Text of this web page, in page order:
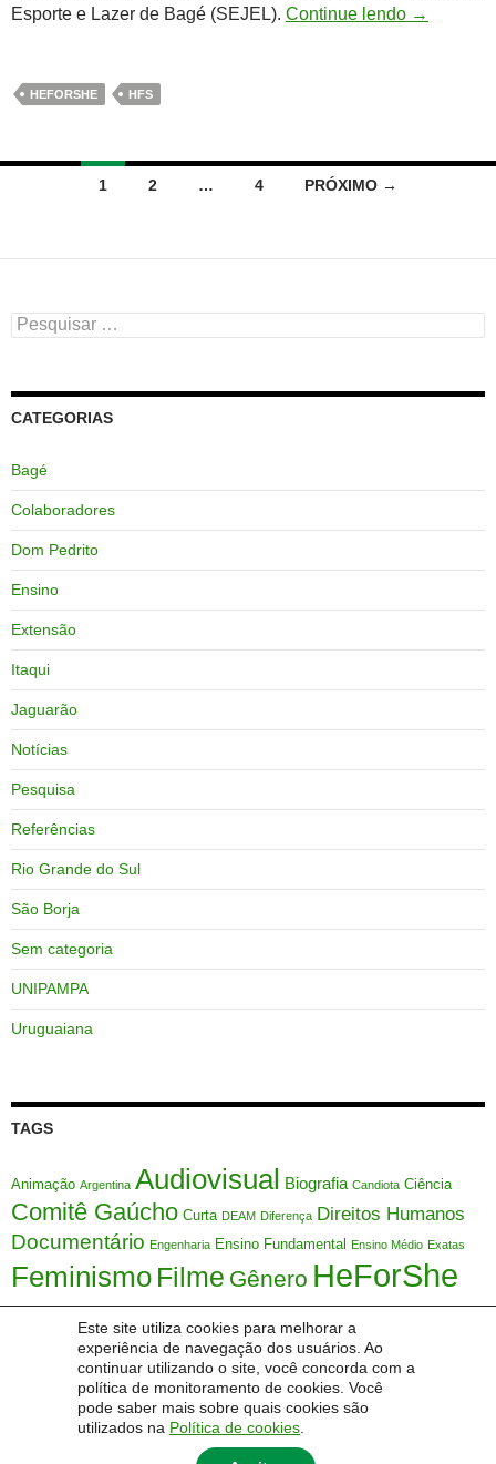
Este site utiliza cookies para melhorar a
experiência de navegação dos usuários. Ao
continuar utilizando o site, você concorda com a
política de monitoramento de cookies. Você
pode saber mais sobre quais cookies são
utilizados na Política de cookies
Esporte e Lazer de Bagé (SEJEL). Continue lendo →
HEFORSHE HFS
Navegação
posts
1 2 … 4 PRÓXIMO →
Pesquisar
por:
CATEGORIAS
Bagé
Colaboradores
Dom Pedrito
Ensino
Extensão
Itaqui
Jaguarão
Notícias
Pesquisa
Referências
Rio Grande do Sul
São Borja
Sem categoria
UNIPAMPA
Uruguaiana
TAGS
Animação Argentina Audiovisual Biografia Candiota Ciência
Comitê Gaúcho Curta DEAM Diferença Direitos Humanos
Documentário Engenharia Ensino Fundamental Ensino Médio Exatas
Feminismo Filme Gênero HeForShe
HFS IDEB Interseccionalidade Justiça LEVIS Marcador Social
Meio Ambiente Metodologia Ativa Mulher Márcia Maria Lucchese
Mulheres Orientação Sexual SAMVV Sexualidade Sociedade
Temas Transversais Themis UFSC Uruguai Étnico
Desenvolvimento de Escola Básica